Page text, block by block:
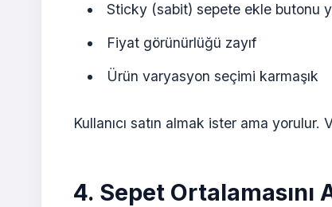
Sticky (sabit) sepete ekle butonu
Fiyat görünürlüğü zayıf
Ürün varyasyon seçimi karmaşık
Kullanıcı satın almak ister ama yorulur.
4. Sepet Ortalamasını